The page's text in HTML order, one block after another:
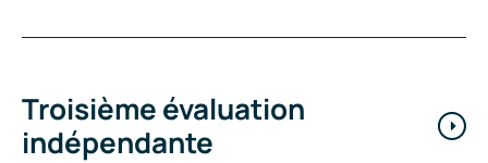
Troisième évaluation
indépendante